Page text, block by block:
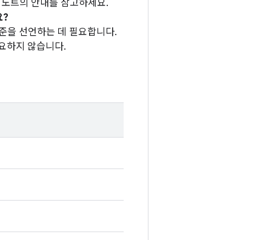
트의 안내를 참고하세요.
?
을 선언하는 데 필요합니다.
하지 않습니다.